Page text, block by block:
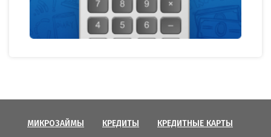
МИКРОЗАЙМЫ КРЕДИТЫ КРЕДИТНЫЕ КАРТЫ